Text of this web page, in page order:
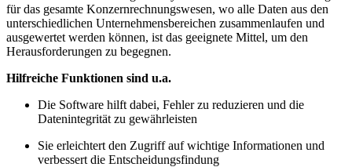
für das gesamte Konzernrechnungswesen, wo alle Daten aus den
unterschiedlichen Unternehmensbereichen zusammenlaufen und
ausgewertet werden können, ist das geeignete Mittel, um den
Herausforderungen zu begegnen.
Hilfreiche Funktionen sind u.a.
Die Software hilft dabei, Fehler zu reduzieren und die
Datenintegrität zu gewährleisten
Sie erleichtert den Zugriff auf wichtige Informationen und
verbessert die Entscheidungsfindung